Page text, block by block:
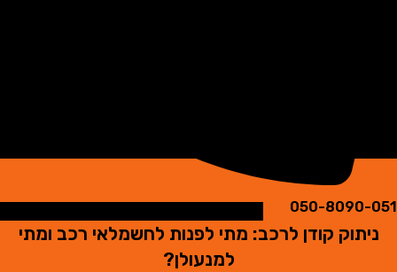
050-
קודן לרכב: מתי לפנות לחשמלאי רכב ומתי
למנעולן?